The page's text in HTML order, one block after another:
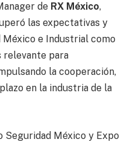
de RX México,
las expectativas y
e Industrial como
relevante para
la cooperación,
en la industria de la
Seguridad México y Expo